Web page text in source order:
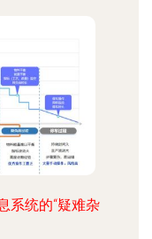
系统的“疑难杂